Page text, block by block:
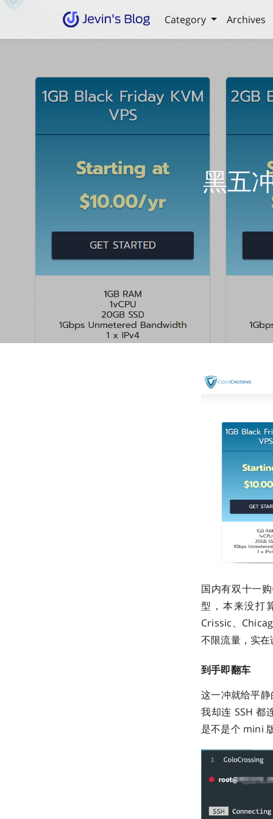
Category Archives
黑五
国内有双十一
型，本来没打
Crissic、
不限流量，实
到手即翻车
这一冲就给平
我却连 SSH 都
是不是个 mini